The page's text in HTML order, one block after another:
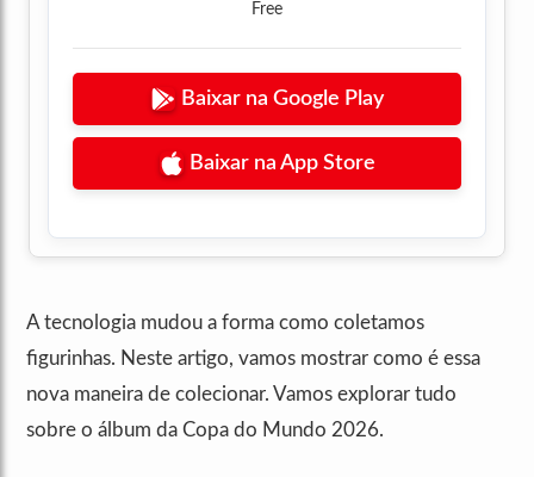
Free
Baixar na Google Play
Baixar na App Store
A tecnologia mudou a forma como coletamos
figurinhas. Neste artigo, vamos mostrar como é essa
nova maneira de colecionar. Vamos explorar tudo
sobre o álbum da Copa do Mundo 2026.